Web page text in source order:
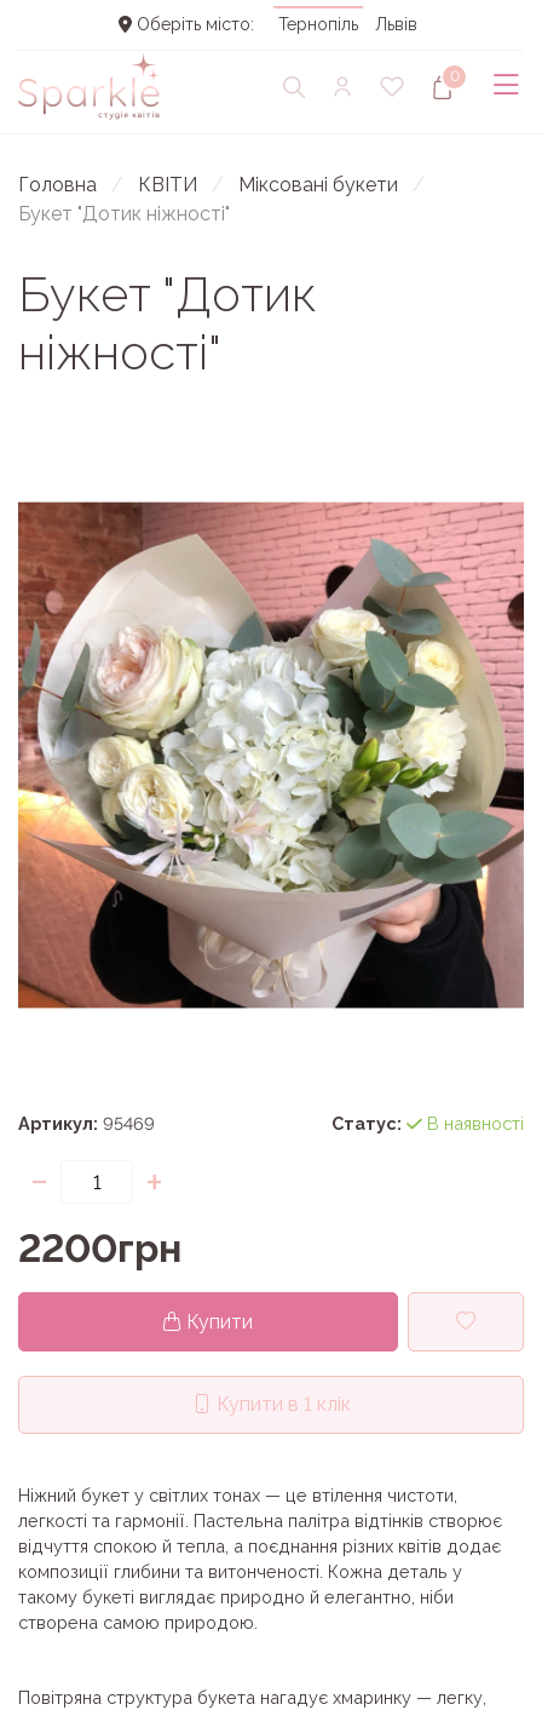
Оберіть місто: Тернопіль Львів
0
Головна КВІТИ
Міксовані букети
Букет "Дотик ніжності"
Букет "Дотик
ніжності"
Артикул: 95469 Статус: В наявності
Ніжний букет у світлих тонах — це втілення чистоти,
легкості та гармонії. Пастельна палітра відтінків створює
відчуття спокою й тепла, а поєднання різних квітів додає
композиції глибини та витонченості. Кожна деталь у
такому букеті виглядає природно й елегантно, ніби
створена самою природою.
Повітряна структура букета нагадує хмаринку — легку,
- +
2200грн
Купити
Купити в 1 клік